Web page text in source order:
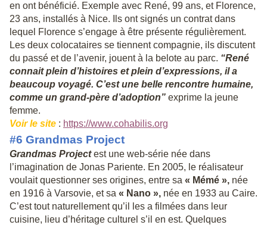
en ont bénéficié. Exemple avec René, 99 ans, et Florence,
23 ans, installés à Nice. Ils ont signés un contrat dans
lequel Florence s’engage à être présente régulièrement.
Les deux colocataires se tiennent compagnie, ils discutent
du passé et de l’avenir, jouent à la belote au parc. “René
connait plein d’histoires et plein d’expressions, il a
beaucoup voyagé. C’est une belle rencontre humaine,
comme un grand-père d’adoption” exprime la jeune
femme.
Voir le site : https://www.cohabilis.org
#6 Grandmas Project
Grandmas Project est une web-série née dans
l’imagination de Jonas Pariente. En 2005, le réalisateur
voulait questionner ses origines, entre sa « Mémé », née
en 1916 à Varsovie, et sa « Nano », née en 1933 au Caire.
C’est tout naturellement qu’il les a filmées dans leur
cuisine, lieu d’héritage culturel s’il en est. Quelques